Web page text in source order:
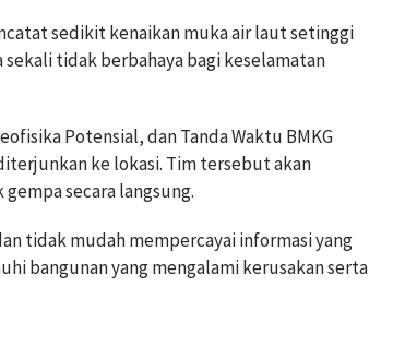
sedikit kenaikan muka air laut setinggi
tidak berbahaya bagi keselamatan
Potensial, dan Tanda Waktu BMKG
ke lokasi. Tim tersebut akan
secara langsung.
tidak mudah mempercayai informasi yang
bangunan yang mengalami kerusakan serta